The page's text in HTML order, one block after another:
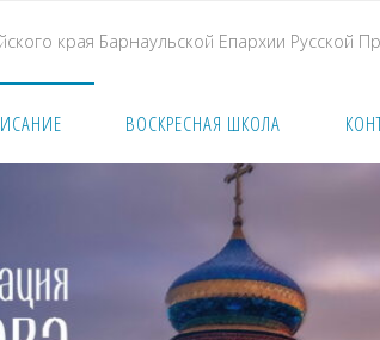
края Барнаульской Епархии Русской
ВОСКРЕСНАЯ ШКОЛА